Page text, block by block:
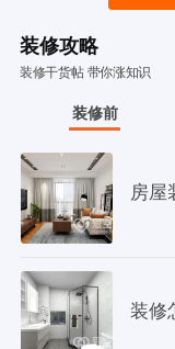
装修攻略
装修干货帖 带你涨知识
装修前
装修